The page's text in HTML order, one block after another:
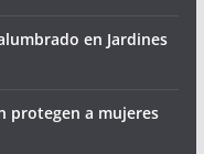
en Jardines
protegen a mujeres